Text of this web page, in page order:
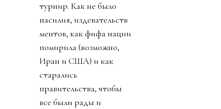
после окончания
финала, на личном
аккаунте Инфантино и
официальном аккаунте
ФИФА появился 887-
словный пост Джанни о
том, как ничтожны
хейтеры и каким